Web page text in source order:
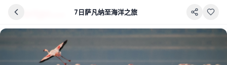
7日萨凡纳至海洋之旅